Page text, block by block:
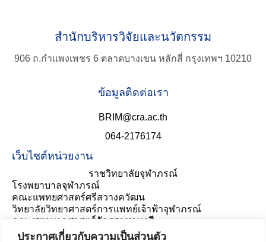
ประกาศเกี่ยวกับความเป็นส่วนตัว
สำนักบริหารวิจัยและนวัตกรรม
906 ถ.กำแพงเพชร 6 ตลาดบางเขน หลักสี่ กรุงเทพฯ 10210
ข้อมูลติดต่อเรา
BRIM@cra.ac.th
064-2176174
เว็บไซต์หน่วยงาน
ราชวิทยาลัยจุฬาภรณ์
โรงพยาบาลจุฬาภรณ์
คณะแพทยศาสตร์ศรีสวางควัฒน
วิทยาลัยวิทยาศาสตร์การแพทย์เจ้าฟ้าจุฬาภรณ์
คณะพยาบาลศาสตร์อัครราชกุมารี
ประเมินความพึงพอใจ